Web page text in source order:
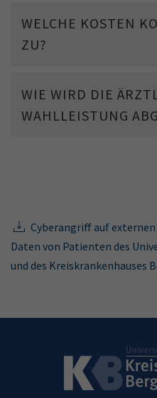
WELCHE KOSTEN
ZU?
WIE WIRD DIE
WAHLLEISTUNG
Cyberangriff auf
Daten von Patienten des
und des Kreiskrankenhauses